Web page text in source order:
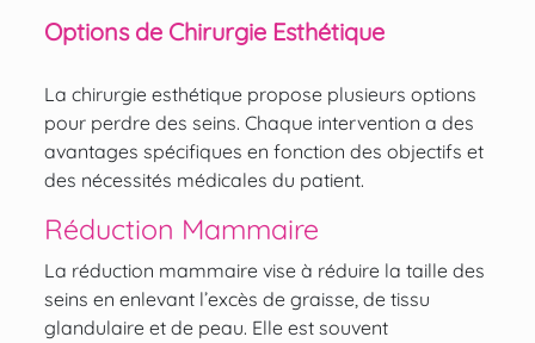
Options de Chirurgie Esthétique
La chirurgie esthétique propose plusieurs options
pour perdre des seins. Chaque intervention a des
avantages spécifiques en fonction des objectifs et
des nécessités médicales du patient.
Réduction Mammaire
La réduction mammaire vise à réduire la taille des
seins en enlevant l’excès de graisse, de tissu
glandulaire et de peau. Elle est souvent